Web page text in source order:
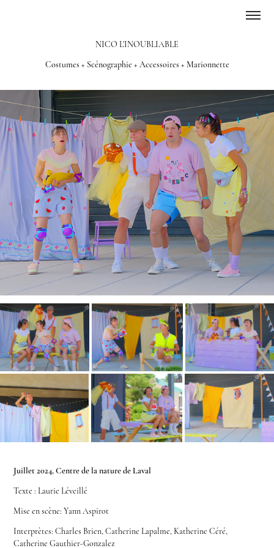
NICO L'INOUBLIABLE
Costumes + Scénographie + Accessoires + Marionnette
Juillet 2024, Centre de la nature de Laval
Texte : Laurie Léveillé
Mise en scène: Yann Aspirot
Interprètes: Charles Brien, Catherine Lapalme, Katherine Céré,
Catherine Gauthier-Gonzalez